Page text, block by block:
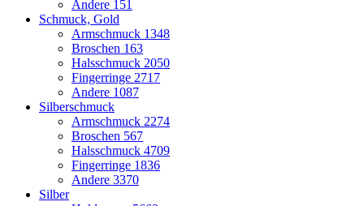
Andere 151
Schmuck, Gold
Armschmuck 1348
Broschen 163
Halsschmuck 2050
Fingerringe 2717
Andere 1087
Silberschmuck
Armschmuck 2274
Broschen 567
Halsschmuck 4709
Fingerringe 1836
Andere 3370
Silber